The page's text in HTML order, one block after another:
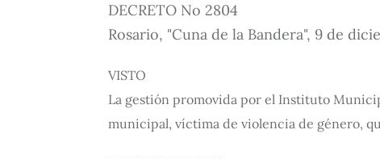
DECRETO No 2804
Rosario, "Cuna de la Bandera", 9 de
VISTO
La gestión promovida por el Instituto
municipal, víctima de violencia de género,